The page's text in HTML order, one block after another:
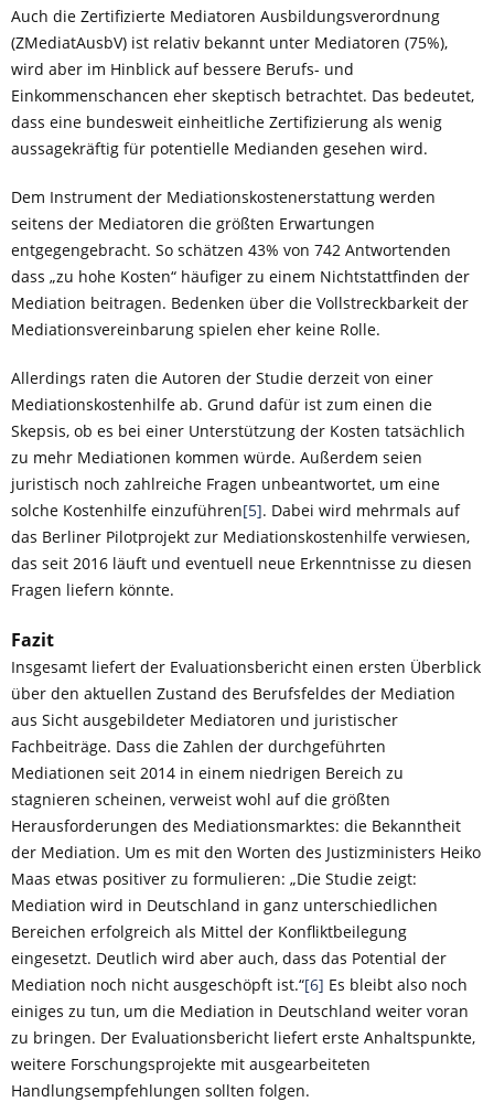
Auch die Zertifizierte Mediatoren Ausbildungsverordnung
(ZMediatAusbV) ist relativ bekannt unter Mediatoren (75%),
wird aber im Hinblick auf bessere Berufs- und
Einkommenschancen eher skeptisch betrachtet. Das bedeutet,
dass eine bundesweit einheitliche Zertifizierung als wenig
aussagekräftig für potentielle Medianden gesehen wird.
Dem Instrument der Mediationskostenerstattung werden
seitens der Mediatoren die größten Erwartungen
entgegengebracht. So schätzen 43% von 742 Antwortenden
dass „zu hohe Kosten“ häufiger zu einem Nichtstattfinden der
Mediation beitragen. Bedenken über die Vollstreckbarkeit der
Mediationsvereinbarung spielen eher keine Rolle.
Allerdings raten die Autoren der Studie derzeit von einer
Mediationskostenhilfe ab. Grund dafür ist zum einen die
Skepsis, ob es bei einer Unterstützung der Kosten tatsächlich
zu mehr Mediationen kommen würde. Außerdem seien
juristisch noch zahlreiche Fragen unbeantwortet, um eine
solche Kostenhilfe einzuführen[5]. Dabei wird mehrmals auf
das Berliner Pilotprojekt zur Mediationskostenhilfe verwiesen,
das seit 2016 läuft und eventuell neue Erkenntnisse zu diesen
Fragen liefern könnte.
Fazit
Insgesamt liefert der Evaluationsbericht einen ersten Überblick
über den aktuellen Zustand des Berufsfeldes der Mediation
aus Sicht ausgebildeter Mediatoren und juristischer
Fachbeiträge. Dass die Zahlen der durchgeführten
Mediationen seit 2014 in einem niedrigen Bereich zu
stagnieren scheinen, verweist wohl auf die größten
Herausforderungen des Mediationsmarktes: die Bekanntheit
der Mediation. Um es mit den Worten des Justizministers Heiko
Maas etwas positiver zu formulieren: „Die Studie zeigt:
Mediation wird in Deutschland in ganz unterschiedlichen
Bereichen erfolgreich als Mittel der Konfliktbeilegung
eingesetzt. Deutlich wird aber auch, dass das Potential der
Mediation noch nicht ausgeschöpft ist.“[6] Es bleibt also noch
einiges zu tun, um die Mediation in Deutschland weiter voran
zu bringen. Der Evaluationsbericht liefert erste Anhaltspunkte,
weitere Forschungsprojekte mit ausgearbeiteten
Handlungsempfehlungen sollten folgen.